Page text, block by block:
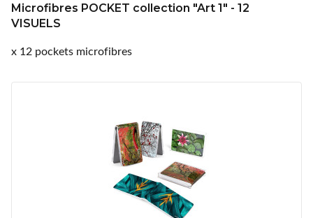
Microfibres POCKET collection "Art 1" - 12
VISUELS
x 12 pockets microfibres